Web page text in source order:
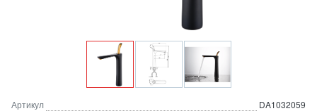
Артикул DA1032059